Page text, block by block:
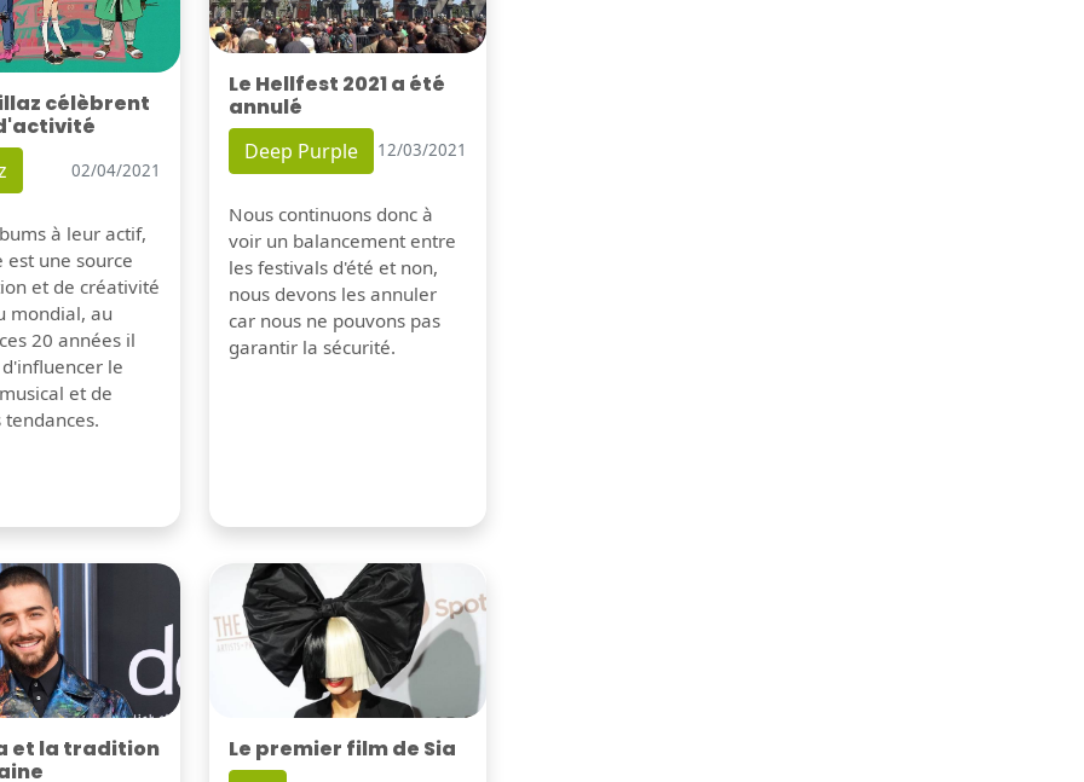
célèbrent
02/04/2021
à leur actif,
est une source
et de créativité
mondial, au
20 années il
d'influencer le
et de
tendances.
Le Hellfest 2021 a été
annulé
Deep Purple 12/03/2021
Nous continuons donc à
voir un balancement entre
les festivals d'été et non,
nous devons les annuler
car nous ne pouvons pas
garantir la sécurité.
et la tradition
Le premier film de Sia